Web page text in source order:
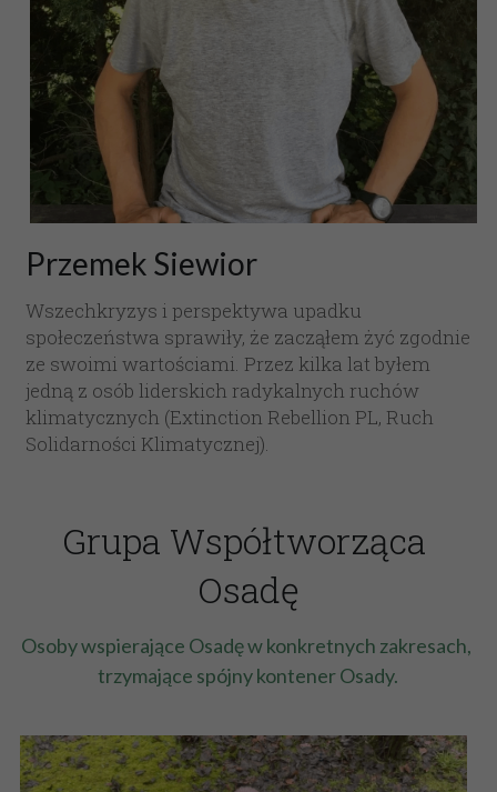
Przemek Siewior
Wszechkryzys i perspektywa upadku
społeczeństwa sprawiły, że zacząłem żyć zgodnie
ze swoimi wartościami. Przez kilka lat byłem
jedną z osób liderskich radykalnych ruchów
klimatycznych (Extinction Rebellion PL, Ruch
Solidarności Klimatycznej).
Grupa Współtworząca
Osadę
Osoby wspierające Osadę w konkretnych zakresach,
trzymające spójny kontener Osady.